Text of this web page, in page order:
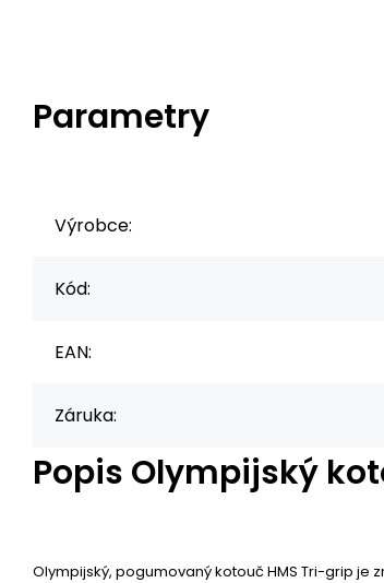
Parametry
Výrobce:
Kód:
EAN:
Záruka:
Popis Olympijský
Olympijský, pogumovaný kotouč HMS Tri-grip je